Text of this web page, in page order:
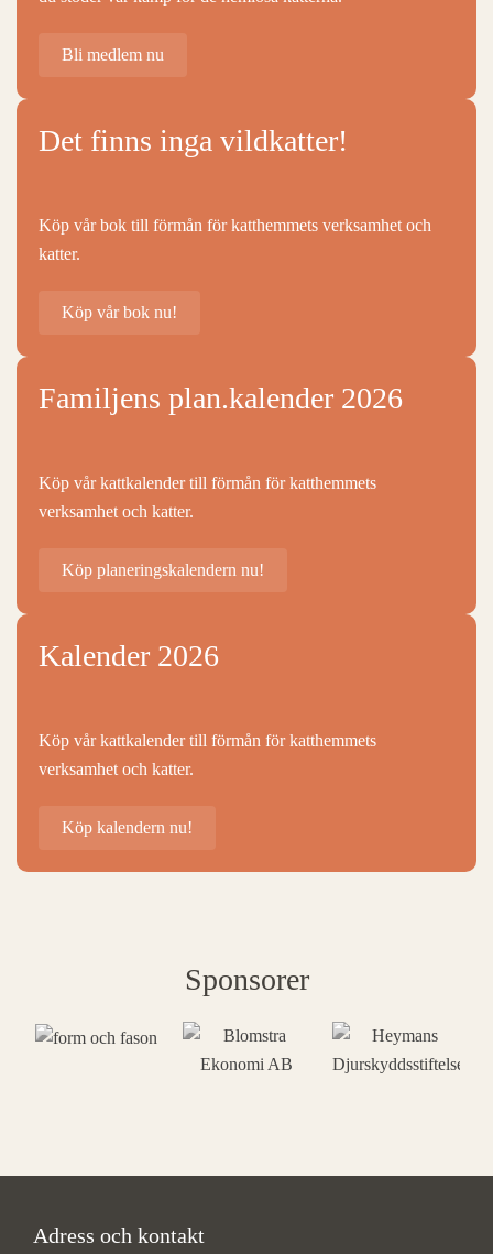
Bli medlem nu
Det finns inga vildkatter!
Köp vår bok till förmån för katthemmets verksamhet och
katter.
Köp vår bok nu!
Familjens plan.kalender 2026
Köp vår kattkalender till förmån för katthemmets
verksamhet och katter.
Köp planeringskalendern nu!
Kalender 2026
Köp vår kattkalender till förmån för katthemmets
verksamhet och katter.
Köp kalendern nu!
Sponsorer
Adress och kontakt